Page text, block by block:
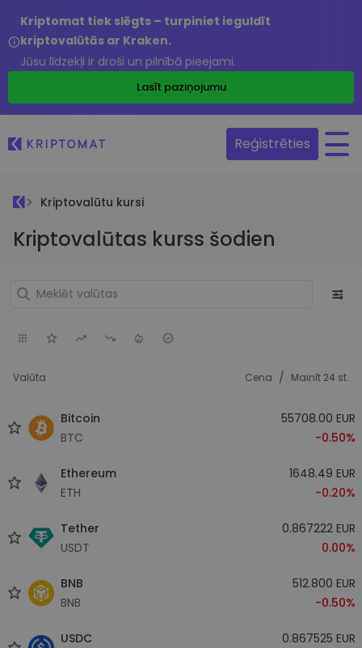
Kriptomat tiek slēgts – turpiniet ieguldīt
kriptovalūtās ar Kraken.
Jūsu līdzekļi ir droši un pilnībā pieejami.
Lasīt paziņojumu
Reģistrēties
Kriptovalūtu kursi
Kriptovalūtas kurss šodien
Valūta Cena / Mainīt 24 st.
Bitcoin
BTC
55708.00 EUR
-0.50%
Ethereum
ETH
1648.49 EUR
-0.20%
Tether
USDT
0.867222 EUR
0.00%
BNB
BNB
512.800 EUR
-0.50%
USDC
0.867525 EUR